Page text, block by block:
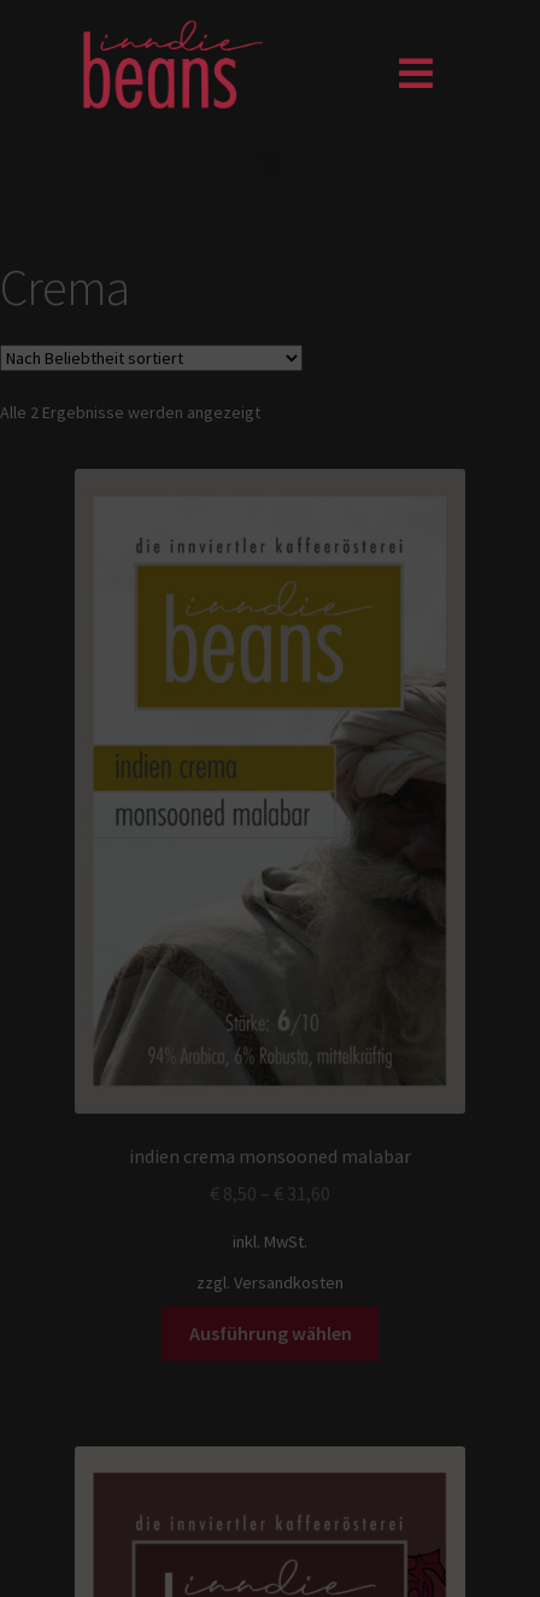
Crema
Alle 2 Ergebnisse werden angezeigt
indien crema monsooned malabar
€ 8,50 – € 31,60
inkl. MwSt.
zzgl. Versandkosten
Ausführung wählen